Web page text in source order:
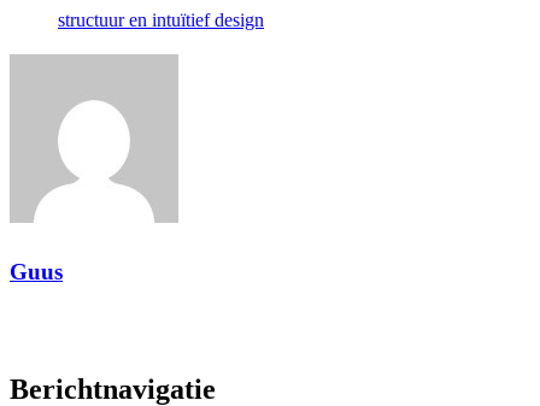
structuur en intuïtief design
Guus
Berichtnavigatie